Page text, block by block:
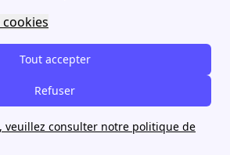
Tout accepter
Refuser
veuillez consulter notre politique de
Interbank Offered Rate
taux de référence du marché
en Franc Français, il a été